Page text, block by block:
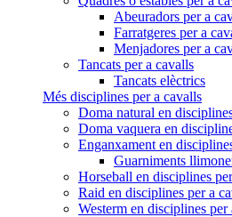
Abeuradors per a
Farratgeres per a
Menjadores per a
Tancats per a cavalls
Tancats elèctrics
Més disciplines per a cavalls
Doma natural en
Doma vaquera en
Enganxament en
Guarniments
Horseball en disciplines
Raid en disciplines per a
Westerm en disciplines per